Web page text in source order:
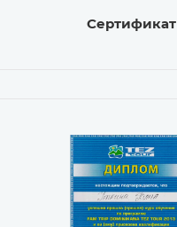
Сертификат